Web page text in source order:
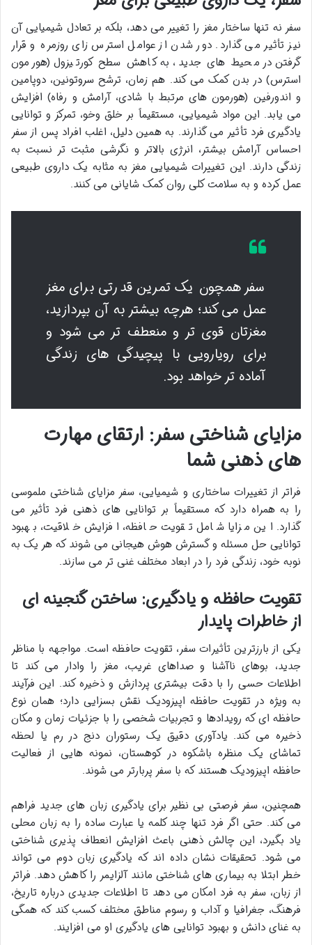
سفر نه تنها ساختار مغز را تغییر می دهد، بلکه بر تعادل شیمیایی آن
نیز تأثیر می گذارد. دور شدن از عوامل استرس زای روزمره و قرار
گرفتن در محیط های جدید، به کاهش سطح کورتیزول (هورمون
استرس) در بدن کمک می کند. هم زمان، ترشح سروتونین، دوپامین
و اندورفین (هورمون های مرتبط با شادی، آرامش و رفاه) افزایش
می یابد. این مواد شیمیایی، مستقیماً بر خلق وخو، تمرکز و توانایی
یادگیری فرد تأثیر می گذارند. به همین دلیل، اغلب افراد پس از سفر
احساس آرامش بیشتر، انرژی بالاتر و نگرشی مثبت تر نسبت به
زندگی دارند. این تغییرات شیمیایی مغز به مثابه یک داروی طبیعی
عمل کرده و به سلامت کلی روان کمک شایانی می کنند.
سفر همچون یک تمرین قدرتی برای مغز
عمل می کند؛ هرچه بیشتر به آن بپردازید،
مغزتان قوی تر و منعطف تر می شود و
برای رویارویی با پیچیدگی های زندگی
آماده تر خواهد بود.
مزایای شناختی سفر: ارتقای مهارت
های ذهنی شما
فراتر از تغییرات ساختاری و شیمیایی، سفر مزایای شناختی ملموسی
را به همراه دارد که مستقیماً بر توانایی های ذهنی فرد تأثیر می
گذارد. این مزایا شامل تقویت حافظه، افزایش خلاقیت، بهبود
توانایی حل مسئله و گسترش هوش هیجانی می شوند که هر یک به
نوبه خود، زندگی فرد را در ابعاد مختلف غنی تر می سازند.
تقویت حافظه و یادگیری: ساختن گنجینه ای
از خاطرات پایدار
یکی از بارزترین تأثیرات سفر، تقویت حافظه است. مواجهه با مناظر
جدید، بوهای ناآشنا و صداهای غریب، مغز را وادار می کند تا
اطلاعات حسی را با دقت بیشتری پردازش و ذخیره کند. این فرآیند
به ویژه در تقویت حافظه اپیزودیک نقش بسزایی دارد؛ همان نوع
حافظه ای که رویدادها و تجربیات شخصی را با جزئیات زمان و مکان
ذخیره می کند. یادآوری دقیق یک رستوران دنج در رم یا لحظه
تماشای یک منظره باشکوه در کوهستان، نمونه هایی از فعالیت
حافظه اپیزودیک هستند که با سفر پربارتر می شوند.
همچنین، سفر فرصتی بی نظیر برای یادگیری زبان های جدید فراهم
می کند. حتی اگر فرد تنها چند کلمه یا عبارت ساده را به زبان محلی
یاد بگیرد، این چالش ذهنی باعث افزایش انعطاف پذیری شناختی
می شود. تحقیقات نشان داده اند که یادگیری زبان دوم می تواند
خطر ابتلا به بیماری های شناختی مانند آلزایمر را کاهش دهد. فراتر
از زبان، سفر به فرد امکان می دهد تا اطلاعات جدیدی درباره تاریخ،
فرهنگ، جغرافیا و آداب و رسوم مناطق مختلف کسب کند که همگی
به غنای دانش و بهبود توانایی های یادگیری او می افزایند.